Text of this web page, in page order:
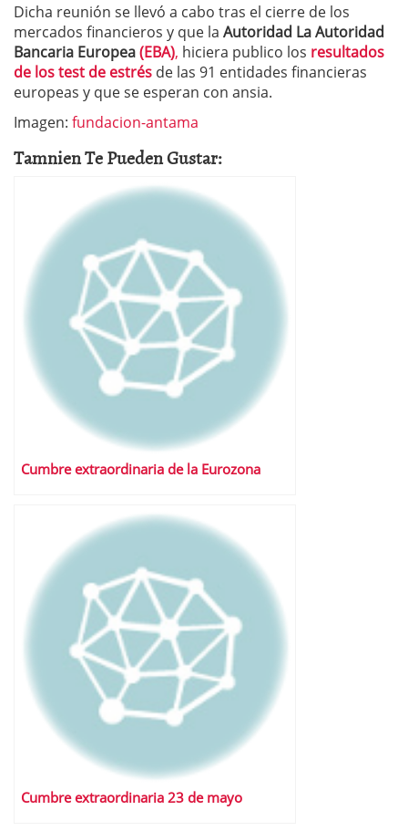
Dicha reunión se llevó a cabo tras el cierre de los
mercados financieros y que la Autoridad La Autoridad
Bancaria Europea(EBA), hiciera publico los resultados
de los test de estrés de las 91 entidades financieras
europeas y que se esperan con ansia.
Imagen: fundacion-antama
Tamnien Te Pueden Gustar:
Cumbre extraordinaria de la Eurozona
Cumbre extraordinaria 23 de mayo